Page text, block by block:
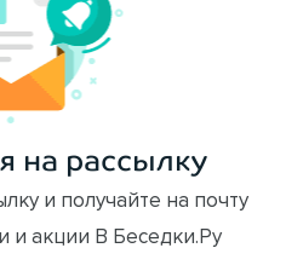
на рассылку
и получайте на почту
и акции В Беседки.Ру